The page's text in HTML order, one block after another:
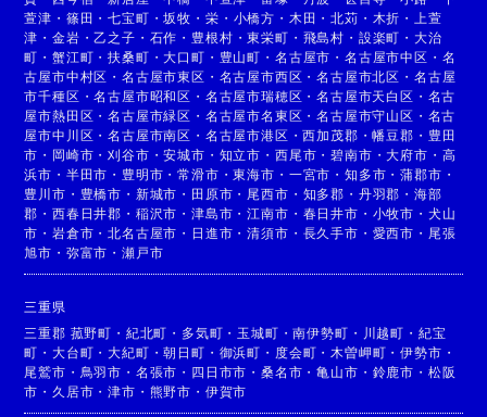
萱津 ・ 篠田 ・七宝町 ・坂牧 ・ 栄 ・ 小橋方 ・ 木田 ・北苅 ・ 木折 ・
上萱
津 ・金岩 ・乙之子 ・ 石作 ・ 豊根村 ・東栄町 ・ 飛島村 ・ 設楽町 ・ 大治
町 ・蟹江町 ・扶桑町 ・大口町 ・ 豊山町 ・ 名古屋市 ・ 名古屋市中区 ・ 名
古屋市中村区 ・名古屋市東区 ・ 名古屋市西区 ・名古屋市北区 ・ 名古屋
市千種区 ・名古屋市昭和区 ・ 名古屋市瑞穂区 ・名古屋市天白区 ・ 名古
屋市熱田区 ・名古屋市緑区 ・ 名古屋市名東区 ・名古屋市守山区 ・ 名古
屋市中川区 ・名古屋市南区 ・ 名古屋市港区 ・西加茂郡 ・幡豆郡 ・ 豊田
市 ・ 岡崎市 ・刈谷市 ・安城市 ・ 知立市 ・ 西尾市 ・碧南市 ・大府市 ・ 高
浜市 ・ 半田市 ・ 豊明市 ・常滑市 ・東海市 ・ 一宮市 ・ 知多市 ・蒲郡市 ・
豊川市 ・ 豊橋市 ・ 新城市 ・ 田原市 ・ 尾西市 ・ 知多郡 ・ 丹羽郡 ・ 海部
郡 ・西春日井郡 ・ 稲沢市 ・津島市 ・江南市 ・ 春日井市 ・ 小牧市 ・ 犬山
市 ・岩倉市 ・北名古屋市 ・ 日進市 ・清須市 ・ 長久手市 ・ 愛西市 ・ 尾張
旭市 ・ 弥富市 ・瀬戸市
三重県
三重郡 菰野町 ・ 紀北町 ・ 多気町 ・ 玉城町 ・南伊勢町 ・ 川越町 ・ 紀宝
町 ・大台町 ・大紀町 ・朝日町 ・ 御浜町 ・ 度会町 ・ 木曽岬町 ・伊勢市 ・
尾鷲市 ・ 鳥羽市 ・ 名張市 ・ 四日市市 ・桑名市 ・亀山市 ・ 鈴鹿市 ・ 松阪
市 ・ 久居市 ・津市 ・ 熊野市 ・ 伊賀市